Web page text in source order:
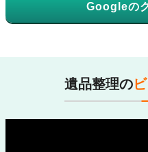
Googleの
遺品整理の